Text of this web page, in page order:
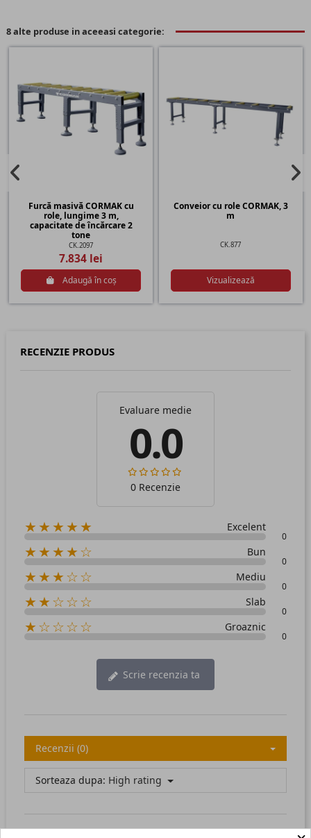
8 alte produse in aceeasi categorie:
Furcă masivă CORMAK cu
role, lungime 3 m,
capacitate de încărcare 2
tone
CK.2097
7.834 lei
Adaugă în coș
Conveior cu role CORMAK, 3
m
CK.877
Vizualizează
RECENZIE PRODUS
Evaluare medie
0.0
0 Recenzie
★★★★★ Excelent
0
★★★★☆ Bun
0
★★★☆☆ Mediu
0
★★☆☆☆ Slab
0
★☆☆☆☆ Groaznic
0
Scrie recenzia ta
Recenzii (0)
Sorteaza dupa: High rating